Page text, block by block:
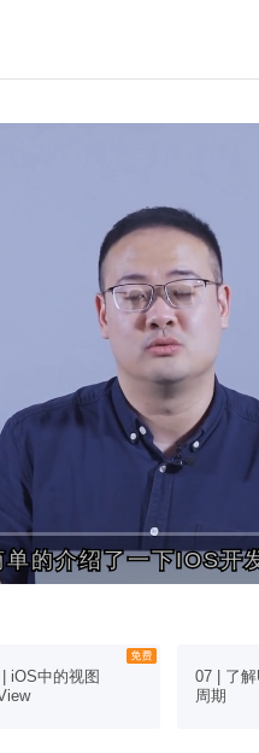
单的介绍了一下IOS开
单的介绍了一下IOS开
iOS中的视图
07 | 了
周期